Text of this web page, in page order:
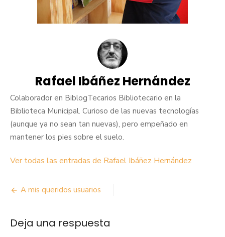
Rafael Ibáñez Hernández
Colaborador en BiblogTecarios Bibliotecario en la
Biblioteca Municipal. Curioso de las nuevas tecnologías
(aunque ya no sean tan nuevas), pero empeñado en
mantener los pies sobre el suelo.
Ver todas las entradas de Rafael Ibáñez Hernández
Navegación
entradas
A mis queridos usuarios
Deja una respuesta